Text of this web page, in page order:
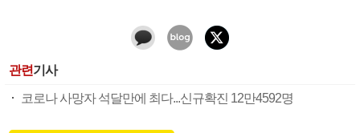
관련기사
코로나 사망자 석달만에 최다...신규확진 12만4592명